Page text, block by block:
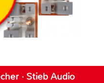
· Stieb Audio